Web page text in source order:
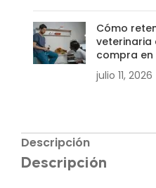
Cómo
veterinaria
compra en
julio 11, 2026
Descripción
Descripción